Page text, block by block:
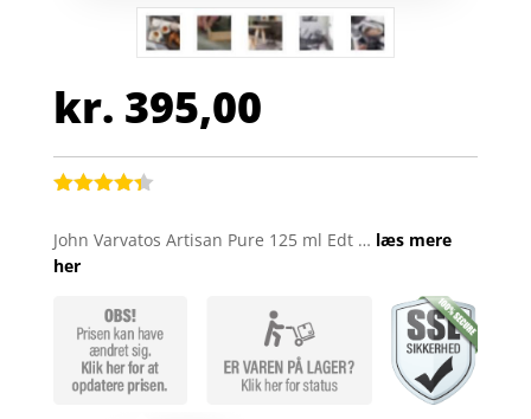
kr. 395,00
ud af 5
baseret
mmelser
John Varvatos Artisan Pure 125 ml Edt … læs mere
her